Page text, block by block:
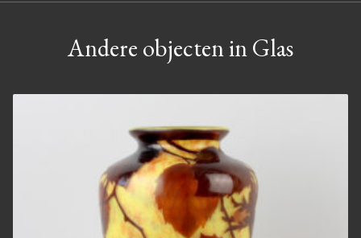
Andere objecten in Glas